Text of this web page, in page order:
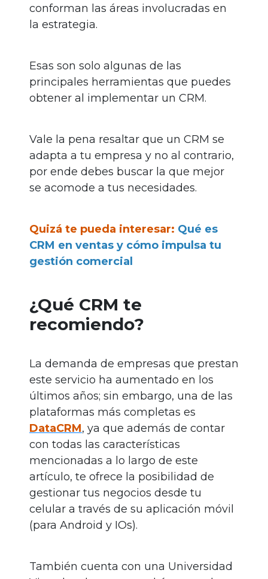
conforman las áreas involucradas en
la estrategia.
Esas son solo algunas de las
principales herramientas que puedes
obtener al implementar un CRM.
Vale la pena resaltar que un CRM se
adapta a tu empresa y no al contrario,
por ende debes buscar la que mejor
se acomode a tus necesidades.
Quizá te pueda interesar: Qué es
CRM en ventas y cómo impulsa tu
gestión comercial
¿Qué CRM te
recomiendo?
La demanda de empresas que prestan
este servicio ha aumentado en los
últimos años; sin embargo, una de las
plataformas más completas es
DataCRM, ya que además de contar
con todas las características
mencionadas a lo largo de este
artículo, te ofrece la posibilidad de
gestionar tus negocios desde tu
celular a través de su aplicación móvil
(para Android y IOs).
También cuenta con una Universidad